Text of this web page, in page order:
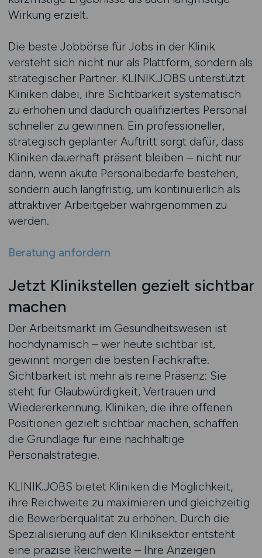
Wirkung erzielt.
Die beste Jobbörse für Jobs in der Klinik
versteht sich nicht nur als Plattform, sondern als
strategischer Partner. KLINIK.JOBS unterstützt
Kliniken dabei, ihre Sichtbarkeit systematisch
zu erhöhen und dadurch qualifiziertes Personal
schneller zu gewinnen. Ein professioneller,
strategisch geplanter Auftritt sorgt dafür, dass
Kliniken dauerhaft präsent bleiben – nicht nur
dann, wenn akute Personalbedarfe bestehen,
sondern auch langfristig, um kontinuierlich als
attraktiver Arbeitgeber wahrgenommen zu
werden.
Beratung anfordern
Jetzt Klinikstellen gezielt sichtbar
machen
Der Arbeitsmarkt im Gesundheitswesen ist
hochdynamisch – wer heute sichtbar ist,
gewinnt morgen die besten Fachkräfte.
Sichtbarkeit ist mehr als reine Präsenz: Sie
steht für Glaubwürdigkeit, Vertrauen und
Wiedererkennung. Kliniken, die ihre offenen
Positionen gezielt sichtbar machen, schaffen
die Grundlage für eine nachhaltige
Personalstrategie.
KLINIK.JOBS bietet Kliniken die Möglichkeit,
ihre Reichweite zu maximieren und gleichzeitig
die Bewerberqualität zu erhöhen. Durch die
Spezialisierung auf den Kliniksektor entsteht
eine präzise Reichweite – Ihre Anzeigen